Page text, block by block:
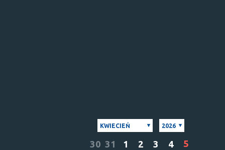
KWIECIEŃ 2026
30 31 1 2 3 4
5